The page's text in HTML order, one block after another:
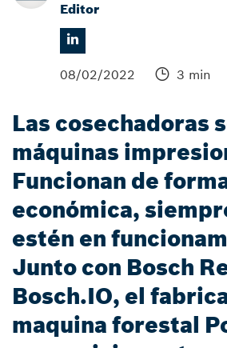
Editor
08/02/2022 3 min
Las cosechadoras
máquinas
Funcionan de
económica,
estén en
Junto con Bosch
Bosch.IO, el
maquina forestal